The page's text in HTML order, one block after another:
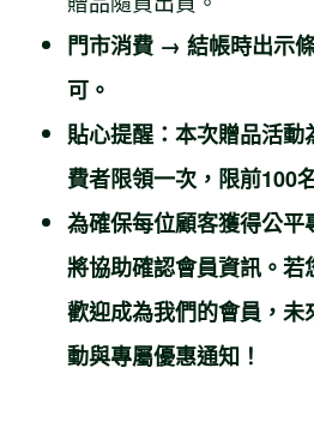
門市消費 → 結帳時出示
可。
貼心提醒：本次贈品活
費者限領一次，限前100
為確保每位顧客獲得公平
將協助確認會員資訊。
歡迎成為我們的會員，
動與專屬優惠通知！